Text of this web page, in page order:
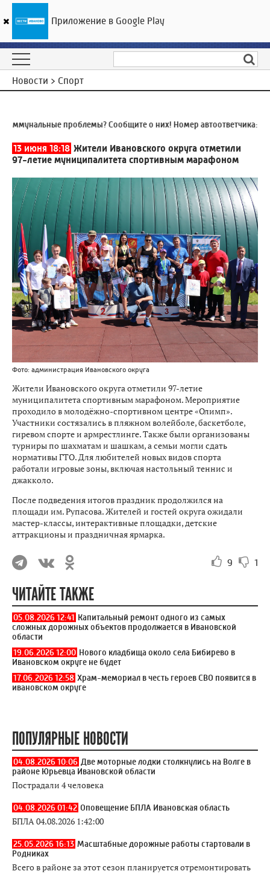
ГТРК «Ивтелерадио»
Новости > Спорт
проблемы? Сообщите о них! Номер автоответчика:8
13 июня 18:18 Жители Ивановского округа отметили
97-летие муниципалитета спортивным марафоном
Фото: администрация Ивановского округа
Жители Ивановского округа отметили 97-летие
муниципалитета спортивным марафоном. Мероприятие
проходило в молодёжно-спортивном центре «Олимп».
Участники состязались в пляжном волейболе, баскетболе,
гиревом спорте и армрестлинге. Также были организованы
турниры по шахматам и шашкам, а семьи могли сдать
нормативы ГТО. Для любителей новых видов спорта
работали игровые зоны, включая настольный теннис и
джакколо.
После подведения итогов праздник продолжился на
площади им. Рупасова. Жителей и гостей округа ожидали
мастер-классы, интерактивные площадки, детские
аттракционы и праздничная ярмарка.
9 1
ЧИТАЙТЕ ТАКЖЕ
05.08.2026 12:41 Капитальный ремонт одного из самых
сложных дорожных объектов продолжается в Ивановской
области
19.06.2026 12:00 Нового кладбища около села Бибирево в
Ивановском округе не будет
17.06.2026 12:58 Храм-мемориал в честь героев СВО появится в
ивановском округе
ПОПУЛЯРНЫЕ НОВОСТИ
04.08.2026 10:06 Две моторные лодки столкнулись на Волге в
районе Юрьевца Ивановской области
Пострадали 4 человека
04.08.2026 01:42 Оповещение БПЛА Ивановская область
БПЛА 04.08.2026 1:42:00
25.05.2026 16:13 Масштабные дорожные работы стартовали в
Родниках
Всего в районе за этот сезон планируется отремонтировать
Приложение в Google Play